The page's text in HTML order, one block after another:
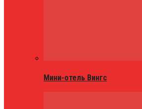
Мини-отель Вингс